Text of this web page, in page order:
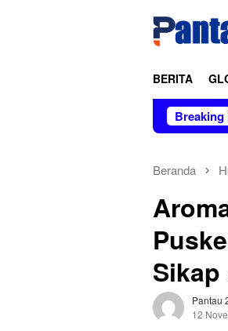
BERITA
Breaking
Figur Bersih dan Tidak
Beranda
Pantau
12